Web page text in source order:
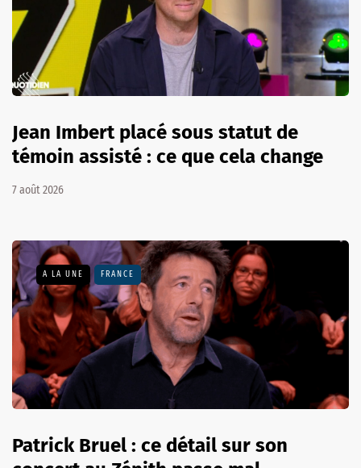
Jean Imbert placé sous statut de
témoin assisté : ce que cela change
7 août 2026
A LA UNE FRANCE
Patrick Bruel : ce détail sur son